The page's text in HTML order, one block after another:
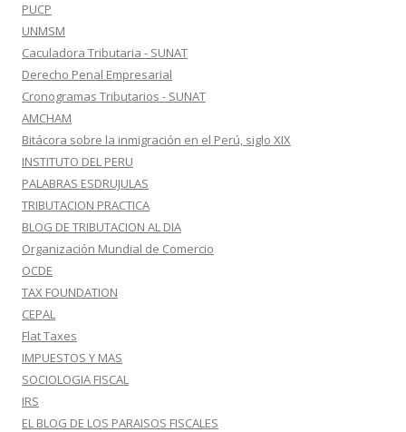
PUCP
UNMSM
Caculadora Tributaria - SUNAT
Derecho Penal Empresarial
Cronogramas Tributarios - SUNAT
AMCHAM
Bitácora sobre la inmigración en el Perú, siglo XIX
INSTITUTO DEL PERU
PALABRAS ESDRUJULAS
TRIBUTACION PRACTICA
BLOG DE TRIBUTACION AL DIA
Organización Mundial de Comercio
OCDE
TAX FOUNDATION
CEPAL
Flat Taxes
IMPUESTOS Y MAS
SOCIOLOGIA FISCAL
IRS
EL BLOG DE LOS PARAISOS FISCALES